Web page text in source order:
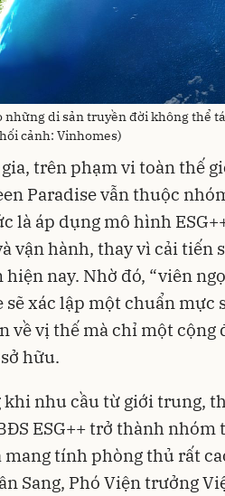
những di sản truyền đời không thể
cảnh: Vinhomes)
trên phạm vi toàn thế
Paradise vẫn thuộc
là áp dụng mô hình
vận hành, thay vì cải tiến
nay. Nhờ đó, “viên
xác lập một chuẩn mực
về vị thế mà chỉ một cộng
hữu.
khi nhu cầu từ giới trung,
ESG++ trở thành nhóm
mang tính phòng thủ rất
Sang, Phó Viện trưởng